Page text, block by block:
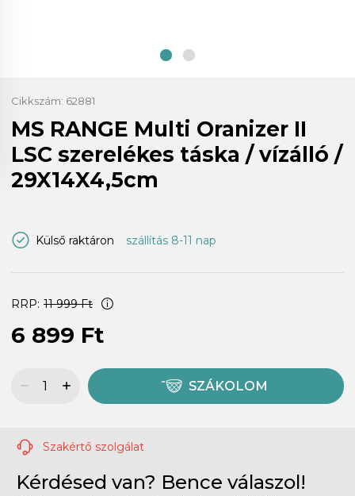
Cikkszám: 62881
MS RANGE Multi Oranizer II
LSC szerelékes táska / vízálló /
29X14X4,5cm
Külső raktáron szállítás 8-11 nap
RRP: 11 999 Ft
6 899 Ft
SZÁKOLOM
Szakértő szolgálat
Kérdésed van? Bence válaszol!